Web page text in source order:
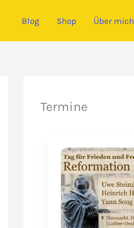
Blog Shop Über mich
Termine